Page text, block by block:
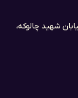
شهید چالوکه،